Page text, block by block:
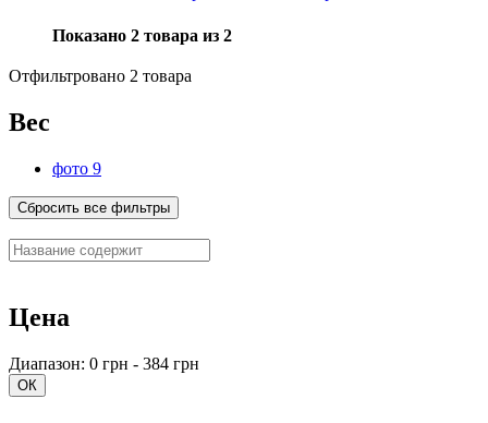
Показано 2 товара из 2
Отфильтровано 2 товара
Вес
фото 9
Сбросить все фильтры
Цена
Диапазон: 0 грн - 384 грн
ОК